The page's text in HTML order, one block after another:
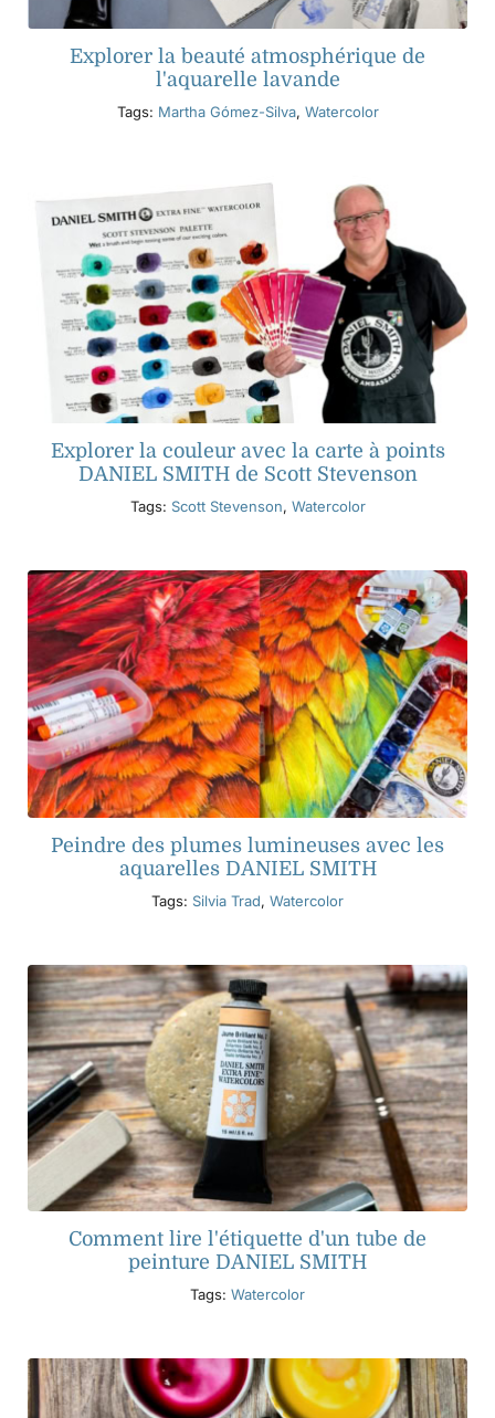
Explorer la beauté atmosphérique de
l'aquarelle lavande
Tags: Martha Gómez-Silva, Watercolor
Explorer la couleur avec la carte à points
DANIEL SMITH de Scott Stevenson
Tags: Scott Stevenson, Watercolor
Peindre des plumes lumineuses avec les
aquarelles DANIEL SMITH
Tags: Silvia Trad, Watercolor
Comment lire l'étiquette d'un tube de
peinture DANIEL SMITH
Tags: Watercolor